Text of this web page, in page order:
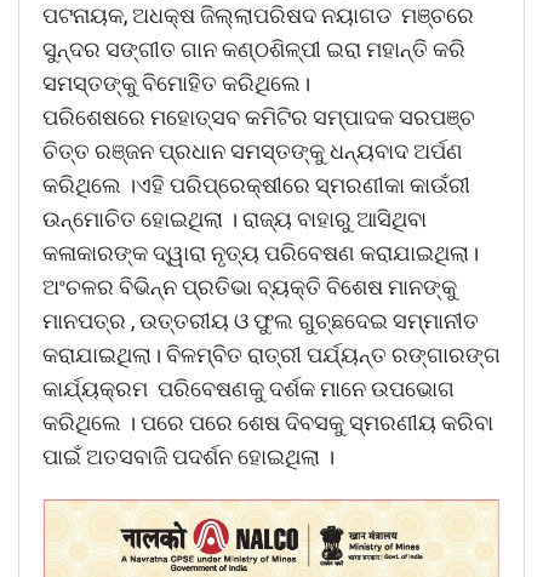
ପଟନାୟକ, ଅଧକ୍ଷ ଜିଲ୍ଲାପରିଷଦ ନୟାଗଡ ମଞ୍ଚରେ
ସୁନ୍ଦର ସଙ୍ଗୀତ ଗାନ କଣ୍ଠଶିଳ୍ପୀ ଇରା ମହାନ୍ତି କରି
ସମସ୍ତଙ୍କୁ ବିମୋହିତ କରିଥିଲେ।
ପରିଶେଷରେ ମହୋତ୍ସବ କମିଟିର ସମ୍ପାଦକ ସରପଞ୍ଚ
ଚିତ୍ତ ରଞ୍ଜନ ପ୍ରଧାନ ସମସ୍ତଙ୍କୁ ଧନ୍ୟବାଦ ଅର୍ପଣ
କରିଥିଲେ ।ଏହି ପରିପ୍ରେକ୍ଷୀରେ ସ୍ମରଣୀକା କାଉଁରୀ
ଉନ୍ମୋଚିତ ହୋଇଥିଲା । ରାଜ୍ୟ ବାହାରୁ ଆସିଥିବା
କଳାକାରଙ୍କ ଦ୍ୱାରା ନୃତ୍ୟ ପରିବେଷଣ କରାଯାଇଥିଲା।
ଅଂଚଳର ବିଭିନ୍ନ ପ୍ରତିଭା ବ୍ୟକ୍ତି ବିଶେଷ ମାନଙ୍କୁ
ମାନପତ୍ର , ଉତ୍ତରୀୟ ଓ ଫୁଲ ଗୁଚ୍ଛଦେଇ ସମ୍ମାନୀତ
କରାଯାଇଥିଲା। ବିଳମ୍ବିତ ରାତ୍ରୀ ପର୍ଯ୍ୟନ୍ତ ରଙ୍ଗାରଙ୍ଗ
କାର୍ଯ୍ୟକ୍ରମ ପରିବେଷଣକୁ ଦର୍ଶକ ମାନେ ଉପଭୋଗ
କରିଥିଲେ । ପରେ ପରେ ଶେଷ ଦିବସକୁ ସ୍ମରଣୀୟ କରିବା
ପାଇଁ ଅତସବାଜି ପଦର୍ଶନ ହୋଇଥିଲା ।